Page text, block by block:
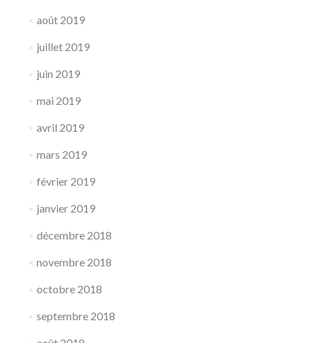
août 2019
juillet 2019
juin 2019
mai 2019
avril 2019
mars 2019
février 2019
janvier 2019
décembre 2018
novembre 2018
octobre 2018
septembre 2018